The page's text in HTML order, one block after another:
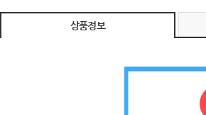
상품정보